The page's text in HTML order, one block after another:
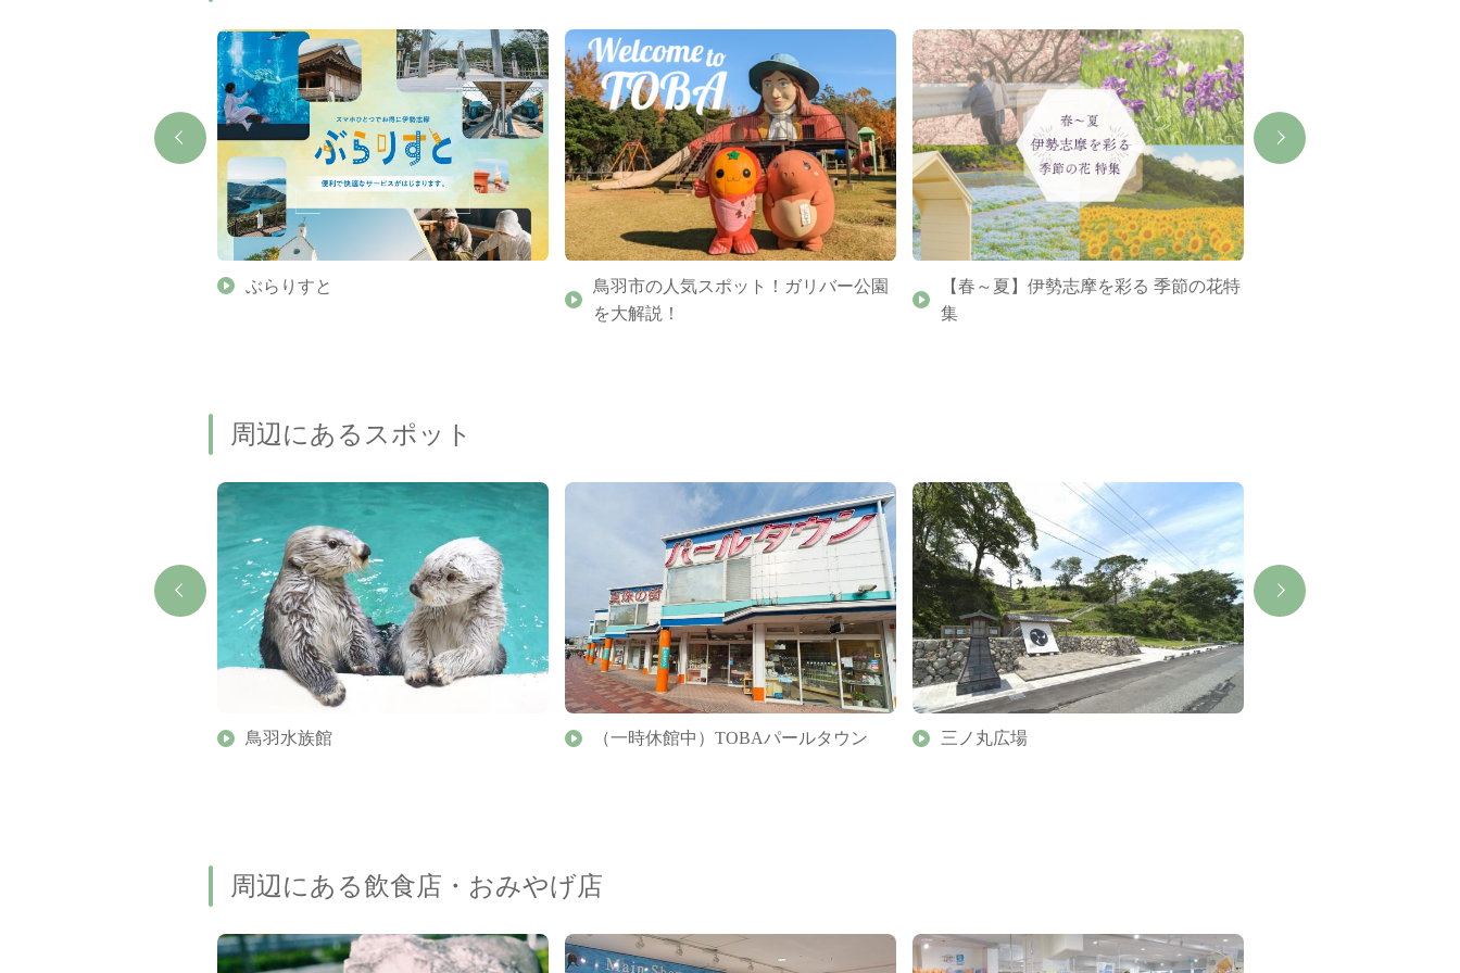
ぶらりすと
鳥羽市の人気スポット！ガリバー公園
を大解説！
【春～夏】伊勢志摩を彩る 季節の花特
集
周辺にあるスポット
鳥羽水族館 （一時休館中）TOBAパールタウン 三ノ丸広場
周辺にある飲食店・おみやげ店